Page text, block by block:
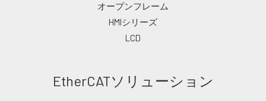
オープンフレーム
HMIシリーズ
LCD
EtherCATソリューション